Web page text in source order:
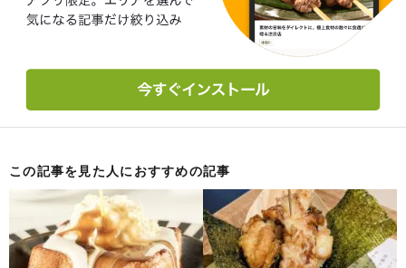
この記事を見た人におすすめの記事